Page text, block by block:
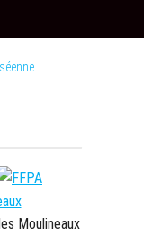
Moulineaux